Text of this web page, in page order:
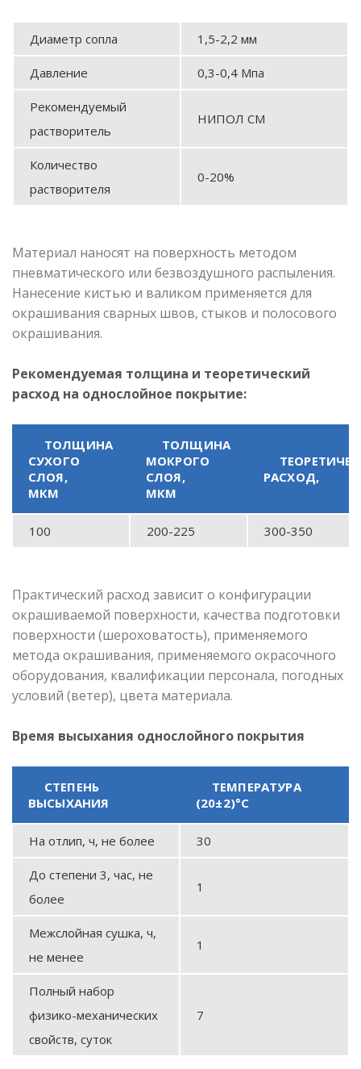
Диаметр сопла 1,5-2,2 мм
Давление 0,3-0,4 Мпа
Рекомендуемый
растворитель
НИПОЛ СМ
Количество
растворителя
0-20%
Материал наносят на поверхность методом
пневматического или безвоздушного распыления.
Нанесение кистью и валиком применяется для
окрашивания сварных швов, стыков и полосового
окрашивания.
Рекомендуемая толщина и теоретический
расход на однослойное покрытие:
ТОЛЩИНА
СУХОГО
СЛОЯ,
МКМ
ТОЛЩИНА
МОКРОГО
СЛОЯ,
МКМ
РАСХОД,
100 200-225 300-350
Практический расход зависит о конфигурации
окрашиваемой поверхности, качества подготовки
поверхности (шероховатость), применяемого
метода окрашивания, применяемого окрасочного
оборудования, квалификации персонала, погодных
условий (ветер), цвета материала.
Время высыхания однослойного покрытия
СТЕПЕНЬ
ВЫСЫХАНИЯ
ТЕМПЕРАТУРА
(20±2)°С
На отлип, ч, не более 30
До степени 3, час, не
более
1
Межслойная сушка, ч,
не менее
1
Полный набор
физико-механических
свойств, суток
7